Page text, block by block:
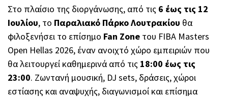
Στο πλαίσιο της διοργάνωσης, από τις 6 έως τις 12
Ιουλίου, το Παραλιακό Πάρκο Λουτρακίου θα
φιλοξενήσει το επίσημο Fan Zone του FIBA Masters
Open Hellas 2026, έναν ανοιχτό χώρο εμπειριών που
θα λειτουργεί καθημερινά από τις 18:00 έως τις
23:00. Ζωντανή μουσική, DJ sets, δράσεις, χώροι
εστίασης και αναψυχής, διαγωνισμοί και επίσημα